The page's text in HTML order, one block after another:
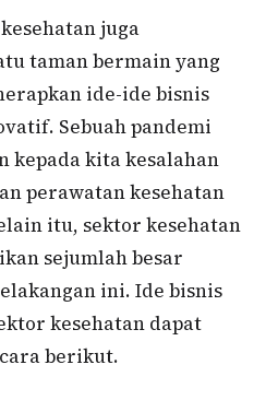
juga
taman bermain yang
ide-ide bisnis
Sebuah pandemi
kepada kita kesalahan
perawatan kesehatan
itu, sektor kesehatan
sejumlah besar
ini. Ide bisnis
kesehatan dapat
berikut.